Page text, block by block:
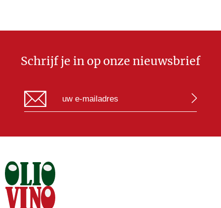
Schrijf je in op onze nieuwsbrief